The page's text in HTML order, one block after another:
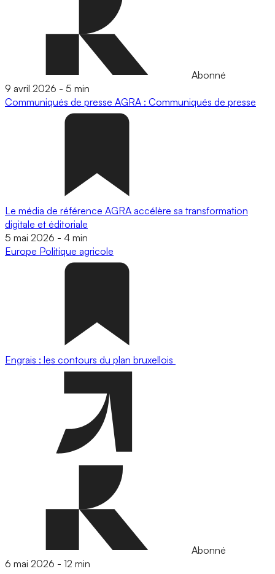
Abonné
9 avril 2026 - 5 min
Communiqués de presse AGRA : Communiqués de presse
Le média de référence AGRA accélère sa transformation
digitale et éditoriale
5 mai 2026 - 4 min
Europe Politique agricole
Engrais : les contours du plan bruxellois
Abonné
6 mai 2026 - 12 min